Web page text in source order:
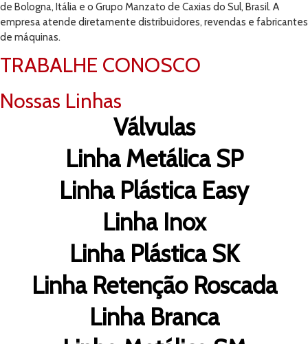
de Bologna, Itália e o Grupo Manzato de Caxias do Sul, Brasil. A
empresa atende diretamente distribuidores, revendas e fabricantes
de máquinas.
TRABALHE CONOSCO
Nossas Linhas
Válvulas
Linha Metálica SP
Linha Plástica Easy
Linha Inox
Linha Plástica SK
Linha Retenção Roscada
Linha Branca